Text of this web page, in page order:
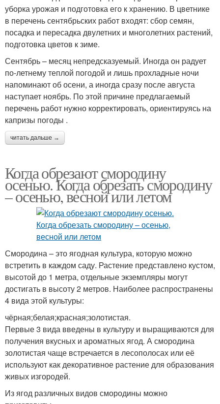
уборка урожая и подготовка его к хранению. В цветнике
в перечень сентябрьских работ входят: сбор семян,
посадка и пересадка двулетних и многолетних растений,
подготовка цветов к зиме.
Сентябрь – месяц непредсказуемый. Иногда он радует
по-летнему теплой погодой и лишь прохладные ночи
напоминают об осени, а иногда сразу после августа
наступает ноябрь. По этой причине предлагаемый
перечень работ нужно корректировать, ориентируясь на
капризы погоды .
читать дальше →
Когда обрезают смородину
осенью. Когда обрезать смородину
– осенью, весной или летом
Смородина – это ягодная культура, которую можно
встретить в каждом саду. Растение представлено кустом,
высотой до 1 метра, отдельные экземпляры могут
достигать в высоту 2 метров. Наиболее распространены
4 вида этой культуры:
чёрная;белая;красная;золотистая.
Первые 3 вида введены в культуру и выращиваются для
получения вкусных и ароматных ягод. А смородина
золотистая чаще встречается в лесополосах или её
используют как декоративное растение для образования
живых изгородей.
Из ягод различных видов смородины можно